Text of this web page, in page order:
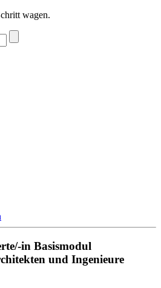
wagen.
in Basismodul
und Ingenieure